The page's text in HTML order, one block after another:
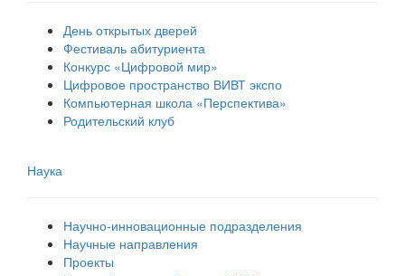
День открытых дверей
Фестиваль абитуриента
Конкурс «Цифровой мир»
Цифровое пространство ВИВТ экспо
Компьютерная школа «Перспектива»
Родительский клуб
Наука
Научно-инновационные подразделения
Научные направления
Проекты